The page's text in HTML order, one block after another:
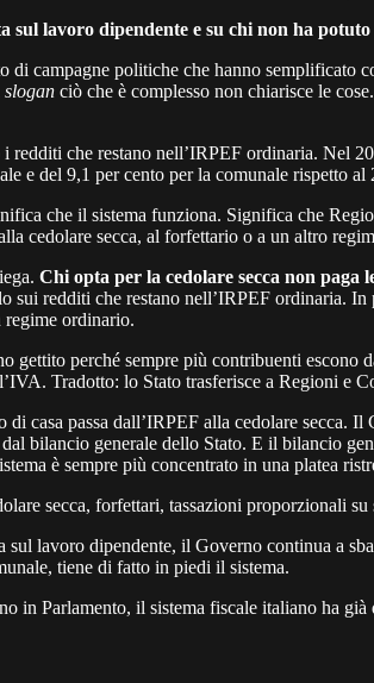
sul lavoro dipendente e su chi non ha potuto
di campagne politiche che hanno semplificato
slogan ciò che è complesso non chiarisce le
redditi che restano nell’IRPEF ordinaria. Nel
e del 9,1 per cento per la comunale rispetto al
che il sistema funziona. Significa che
cedolare secca, al forfettario o a un altro
Chi opta per la cedolare secca non
sui redditi che restano nell’IRPEF ordinaria.
ordinario.
gettito perché sempre più contribuenti
Tradotto: lo Stato trasferisce a Regioni
casa passa dall’IRPEF alla cedolare
bilancio generale dello Stato. E il bilancio
è sempre più concentrato in una platea
secca, forfettari, tassazioni proporzionali
sul lavoro dipendente, il Governo continua a
tiene di fatto in piedi il sistema.
in Parlamento, il sistema fiscale italiano ha